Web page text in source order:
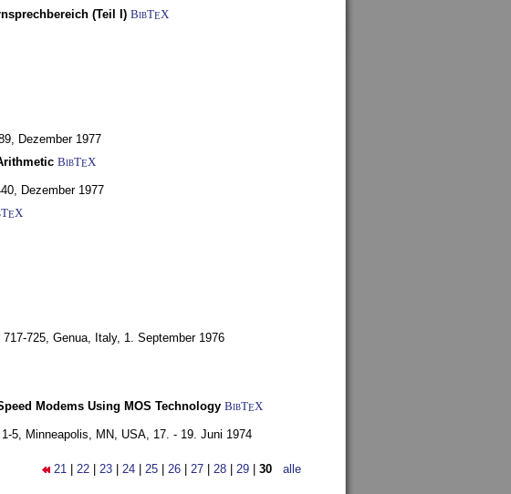
(Teil I) BibTEX
Dezember 1977
BibTEX
Dezember 1977
EX
717-725, Genua, Italy, 1. September 1976
Modems Using MOS Technology BibTEX
5, Minneapolis, MN, USA, 17. - 19. Juni 1974
21 22 23 24 25 26 27 28 29 30 alle